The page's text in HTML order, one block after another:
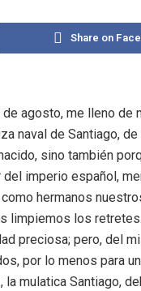
Share on
agosto, me lleno de
naval de Santiago,
sino también
imperio español,
hermanos
limpiemos los retretes.
preciosa; pero, del
por lo menos para
la mulatica Santiago,